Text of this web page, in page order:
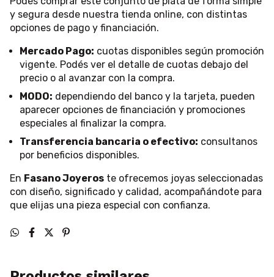
y segura desde nuestra tienda online, con distintas
opciones de pago y financiación.
Mercado Pago: cuotas disponibles según promoción
vigente. Podés ver el detalle de cuotas debajo del
precio o al avanzar con la compra.
MODO: dependiendo del banco y la tarjeta, pueden
aparecer opciones de financiación y promociones
especiales al finalizar la compra.
Transferencia bancaria o efectivo: consultanos
por beneficios disponibles.
En Fasano Joyeros te ofrecemos joyas seleccionadas
con diseño, significado y calidad, acompañándote para
que elijas una pieza especial con confianza.